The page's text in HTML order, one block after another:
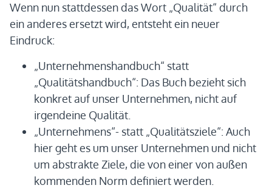
Wenn nun stattdessen das Wort „Qualität“ durch
ein anderes ersetzt wird, entsteht ein neuer
Eindruck:
„Unternehmenshandbuch“ statt
„Qualitätshandbuch“: Das Buch bezieht sich
konkret auf unser Unternehmen, nicht auf
irgendeine Qualität.
„Unternehmens“- statt „Qualitätsziele“: Auch
hier geht es um unser Unternehmen und nicht
um abstrakte Ziele, die von einer von außen
kommenden Norm definiert werden.